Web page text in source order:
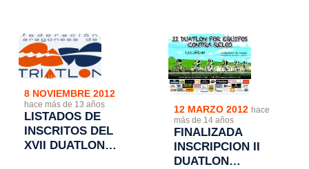
8 NOVIEMBRE 2012
hace más de 13 años
LISTADOS DE
INSCRITOS DEL
XVII DUATLON
12 MARZO 2012 hace
más de 14 años
FINALIZADA
INSCRIPCION II
DUATLON